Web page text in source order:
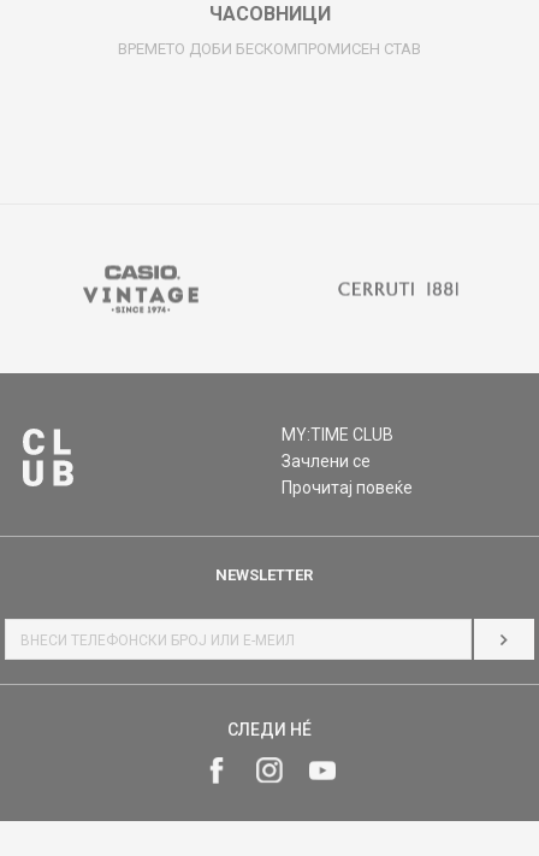
ЧАСОВНИЦИ
ВРЕМЕТО ДОБИ БЕСКОМПРОМИСЕН СТАВ
MY:TIME CLUB
Зачлени се
Прочитај повеќе
NEWSLETTER
СЛЕДИ НÉ